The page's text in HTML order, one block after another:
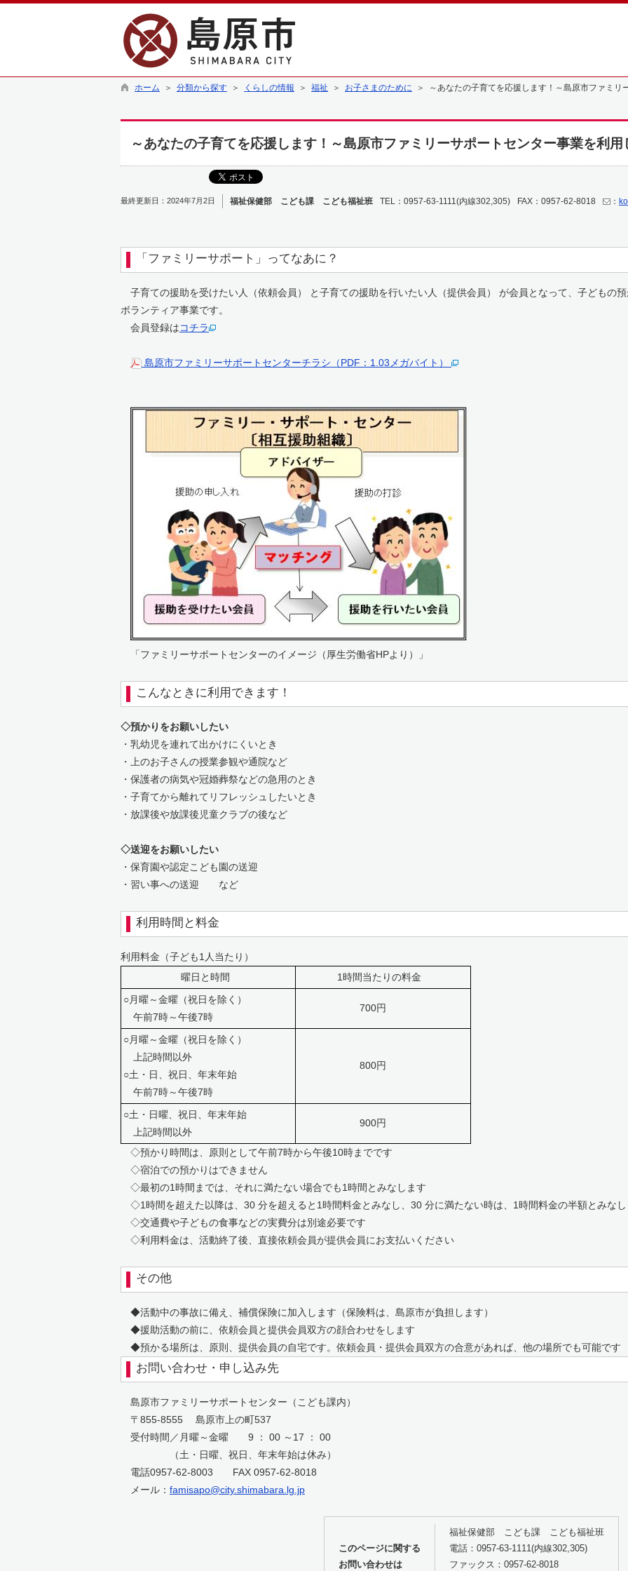
ホーム ＞ 分類から探す ＞ くらしの情報 ＞ 福祉 ＞ お子さまのために ＞ ～あなたの子育てを応援します！～島原市ファミリ
～あなたの子育てを応援します！～島原市ファミリーサポートセンター事業を利
最終更新日：2024年7月2日 福祉保健部 こども課 こども福祉班 TEL：0957-63-1111(内線302,305) FAX：0957-62-8018 ：
「ファミリーサポート」ってなあに？
子育ての援助を受けたい人（依頼会員） と子育ての援助を行いたい人（提供会員） が会員となって、子どもの
ボランティア事業です。
会員登録はコチラ
島原市ファミリーサポートセンターチラシ（PDF：1.03メガバイト）
「ファミリーサポートセンターのイメージ（厚生労働省HPより）」
こんなときに利用できます！
◇預かりをお願いしたい
・乳幼児を連れて出かけにくいとき
・上のお子さんの授業参観や通院など
・保護者の病気や冠婚葬祭などの急用のとき
・子育てから離れてリフレッシュしたいとき
・放課後や放課後児童クラブの後など
◇送迎をお願いしたい
・保育園や認定こども園の送迎
・習い事への送迎 など
利用時間と料金
利用料金（子ども1人当たり）
曜日と時間
1時間当たりの料金
○月曜～金曜（祝日を除く）
午前7時～午後7時
700円
○月曜～金曜（祝日を除く）
上記時間以外
○土・日、祝日、年末年始
午前7時～午後7時
800円
○土・日曜、祝日、年末年始
上記時間以外
900円
◇預かり時間は、原則として午前7時から午後10時までです
◇宿泊での預かりはできません
◇最初の1時間までは、それに満たない場合でも1時間とみなします
◇1時間を超えた以降は、30 分を超えると1時間料金とみなし、30 分に満たない時は、1時間料金の半額とみな
◇交通費や子どもの食事などの実費分は別途必要です
◇利用料金は、活動終了後、直接依頼会員が提供会員にお支払いください
その他
◆活動中の事故に備え、補償保険に加入します（保険料は、島原市が負担します）
◆援助活動の前に、依頼会員と提供会員双方の顔合わせをします
◆預かる場所は、原則、提供会員の自宅です。依頼会員・提供会員双方の合意があれば、他の場所でも可能です
お問い合わせ・申し込み先
島原市ファミリーサポートセンター（こども課内）
〒855-8555 島原市上の町537
受付時間／月曜～金曜 9 ： 00 ～17 ： 00
（土・日曜、祝日、年末年始は休み）
電話0957-62-8003 FAX 0957-62-8018
メール： famisapo@city.shimabara.lg.jp
このページに関する
お問い合わせは
福祉保健部 こども課 こども福祉班
電話：0957-63-1111(内線302,305)
ファックス：0957-62-8018